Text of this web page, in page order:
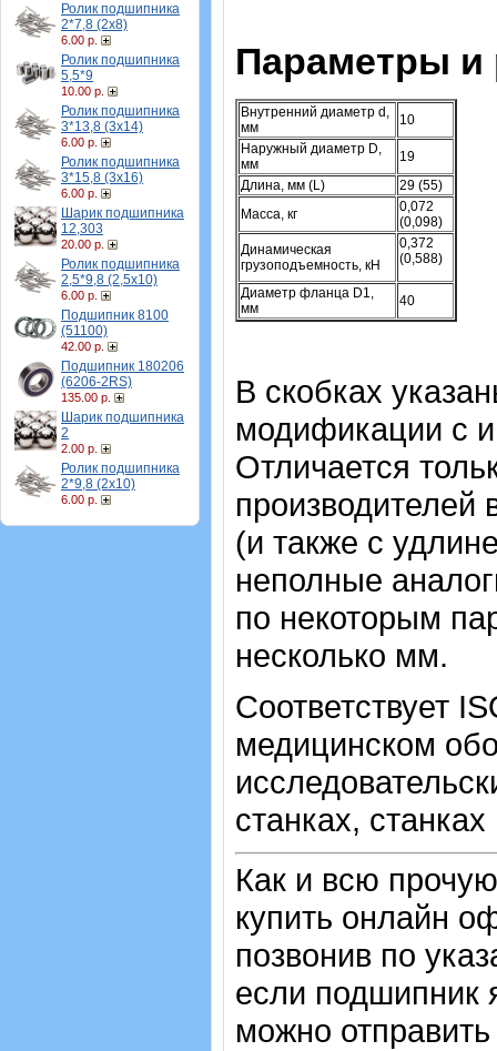
Ролик подшипника
2*7,8 (2х8)
6.00 р.
Ролик подшипника
5,5*9
10.00 р.
Ролик подшипника
3*13,8 (3х14)
6.00 р.
Ролик подшипника
3*15,8 (3х16)
6.00 р.
Шарик подшипника
12,303
20.00 р.
Ролик подшипника
2,5*9,8 (2,5х10)
6.00 р.
Подшипник 8100
(51100)
42.00 р.
Подшипник 180206
(6206-2RS)
135.00 р.
Шарик подшипника
2
2.00 р.
Ролик подшипника
2*9,8 (2х10)
6.00 р.
Параметры и
Внутренний диаметр d,
мм
10
Наружный диаметр D,
мм
19
Длина, мм (L)
29 (55)
Масса, кг
0,072
(0,098)
Динамическая
грузоподъемность, кН
0,372
(0,588)
Диаметр фланца D1,
мм
40
В скобках
модификации с
Отличается
производителей
(и также с
неполные
по некоторым
несколько мм.
Соответствует
медицинском
станках,
Как и всю
купить онлайн
позвонив по
если подшипник
можно